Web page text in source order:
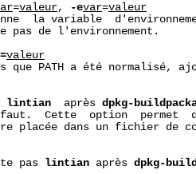
=valeur, -evar=valeur
la variable
pas de l'environnement.
valeur
que PATH a été normalisé,
lintian
  après
dpkg-
Cette  option  permet
placée dans un fichier de
pas
lintian après dpkg-